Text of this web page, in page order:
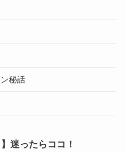
秘話
迷ったらココ！